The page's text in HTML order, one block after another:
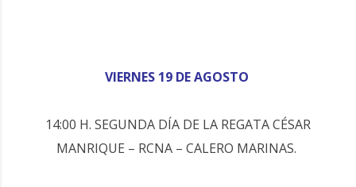
VIERNES 19 DE AGOSTO
14:00 H. SEGUNDA DÍA DE LA REGATA CÉSAR
MANRIQUE – RCNA – CALERO MARINAS.